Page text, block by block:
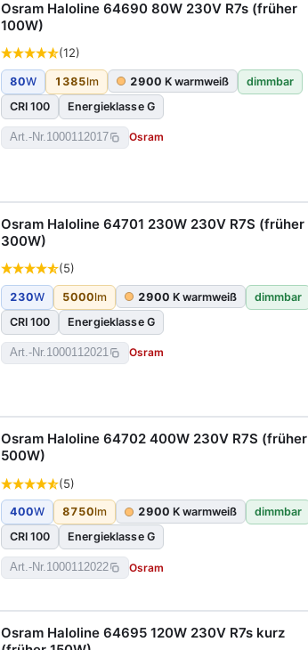
Osram Haloline 64690 80W 230V R7s (früher
100W)
(12)
80W 1385lm 2900 K warmweiß
dimmbar
CRI 100
Energieklasse G
Art.-Nr. 1000112017 Osram
Osram Haloline 64701 230W 230V R7S (früher
300W)
(5)
230W 5000lm 2900 K warmweiß
dimmbar
CRI 100
Energieklasse G
Art.-Nr. 1000112021 Osram
Osram Haloline 64702 400W 230V R7S (früher
500W)
(5)
400W 8750lm 2900 K warmweiß
dimmbar
CRI 100
Energieklasse G
Art.-Nr.1000112022 Osram
Osram Haloline 64695 120W 230V R7s kurz